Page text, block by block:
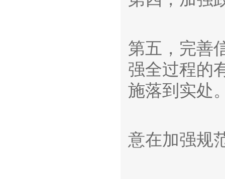
第五，完善
强全过程的
施落到实处
意在加强规